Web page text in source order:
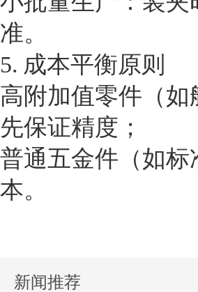
准。
5. 成本平衡原则
高附加值零件（
先保证精度；
普通五金件（如
本。
新闻推荐